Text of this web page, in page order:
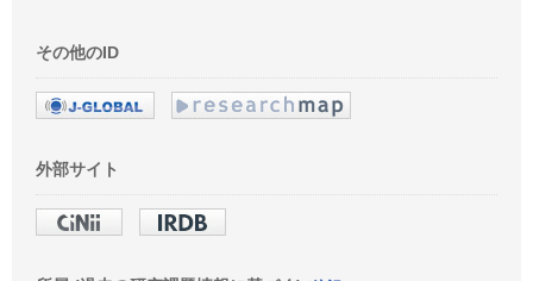
その他のID
外部サイト